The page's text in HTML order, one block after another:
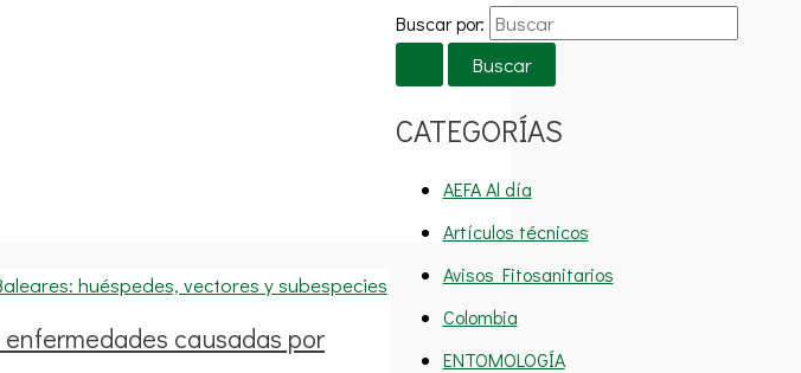
causadas por
Buscar por:
CATEGORÍAS
AEFA Al día
Artículos técnicos
Avisos Fitosanitarios
Colombia
ENTOMOLOGÍA